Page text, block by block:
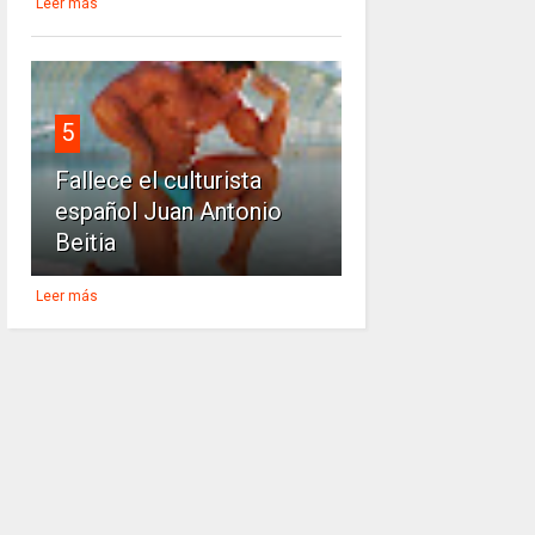
Leer más
5
Fallece el culturista
español Juan Antonio
Beitia
Leer más